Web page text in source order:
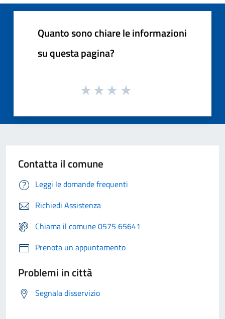
Quanto sono chiare le informazioni
su questa pagina?
Contatta il comune
Leggi le domande frequenti
Richiedi Assistenza
Chiama il comune 0575 65641
Prenota un appuntamento
Problemi in città
Segnala disservizio